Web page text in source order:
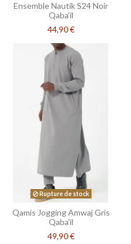
Ensemble Nautik S24 Noir
Qaba’il
44,90 €
Rupture de stock
Qamis Jogging Amwaj Gris
Qaba'il
49,90 €